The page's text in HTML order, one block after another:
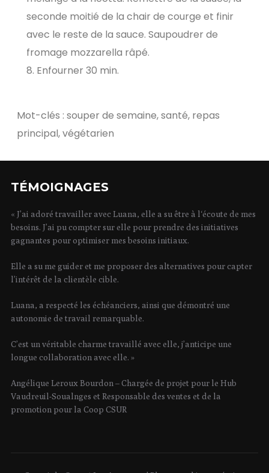
seconde moitié de la chair de courge et finir
avec le reste de la sauce. Saupoudrer de
fromage mozzarella râpé.
Enfourner 30 min.
Mot-clés : souper de semaine, santé, repas
principal, végétarien
TÉMOIGNAGES
« J’ai adoré travailler avec Luana, elle a su être à l‘écoute de mes
besoins. J’ai pu compter sur elle pour prendre des initiatives
gagnantes pour optimiser mes besoins initiaux.
Elle a su me guider et me proposer des alternatives pour capter
l’intérêt de la clientèle cible.
Luana, a respecté les échéanciers, ainsi que démontré une
autonomie de travail remarquable.
C’est un véritable charme travaillé avec elle, j’anticipe une
longue collaboration avec elle. »
Angélique Leroux Bourdon – Chargée de projet pour le Hub
Vaudreuil-Soualnges et Responsable des ventes et de la
promotion pour la Coop CSUR